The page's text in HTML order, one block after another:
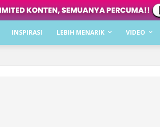
INSPIRASI LEBIH MENARIK VIDEO